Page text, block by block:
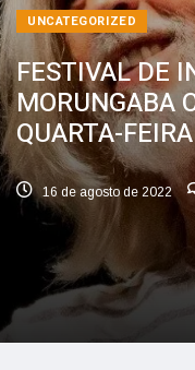
UNCATEGORIZED
FESTIVAL DE
MORUNGABA
QUARTA-FEIRA
16 de agosto de 2022